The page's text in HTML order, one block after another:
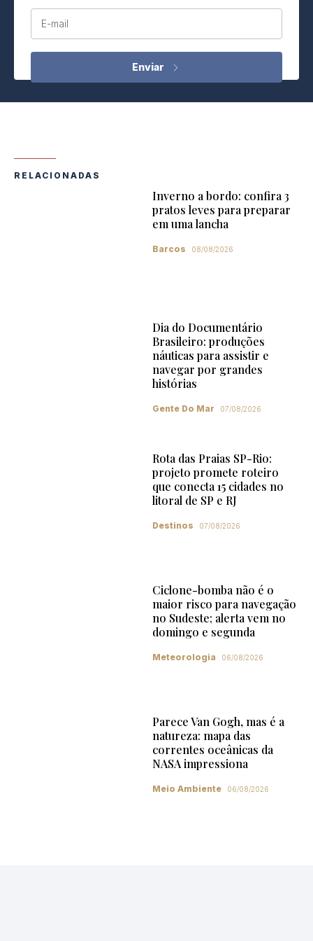
E-mail
RELACIONADAS
Inverno a bordo: confira 3
pratos leves para preparar
em uma lancha
Barcos 08/08/2026
Dia do Documentário
Brasileiro: produções
náuticas para assistir e
navegar por grandes
histórias
Gente Do Mar 07/08/2026
Rota das Praias SP-Rio:
projeto promete roteiro
que conecta 15 cidades no
litoral de SP e RJ
Destinos 07/08/2026
Ciclone-bomba não é o
maior risco para navegação
no Sudeste; alerta vem no
domingo e segunda
Meteorologia 06/08/2026
Parece Van Gogh, mas é a
natureza: mapa das
correntes oceânicas da
NASA impressiona
Meio Ambiente 06/08/2026